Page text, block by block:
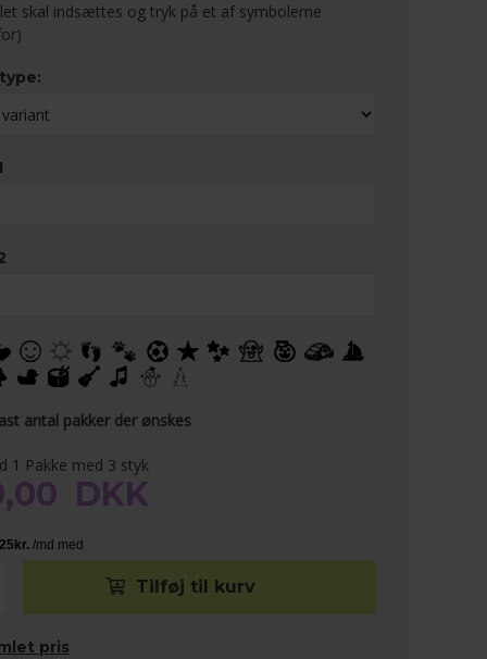
skal indsættes og tryk på et af symbolerne
antal pakker der ønskes
1 Pakke med 3 styk
DKK
pris